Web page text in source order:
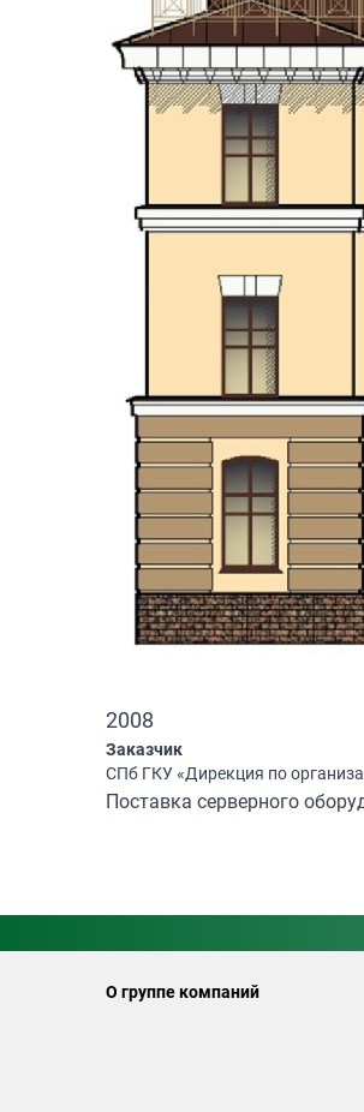
2008
Заказчик
СПб ГКУ «Дирекция по
Поставка серверного
О группе компаний